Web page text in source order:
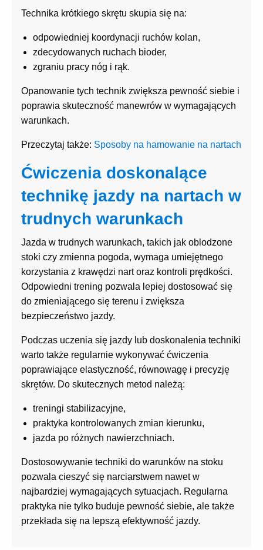
Technika krótkiego skrętu skupia się na:
odpowiedniej koordynacji ruchów kolan,
zdecydowanych ruchach bioder,
zgraniu pracy nóg i rąk.
Opanowanie tych technik zwiększa pewność siebie i
poprawia skuteczność manewrów w wymagających
warunkach.
Przeczytaj także: Sposoby na hamowanie na nartach
Ćwiczenia doskonalące
technikę jazdy na nartach w
trudnych warunkach
Jazda w trudnych warunkach, takich jak oblodzone
stoki czy zmienna pogoda, wymaga umiejętnego
korzystania z krawędzi nart oraz kontroli prędkości.
Odpowiedni trening pozwala lepiej dostosować się
do zmieniającego się terenu i zwiększa
bezpieczeństwo jazdy.
Podczas uczenia się jazdy lub doskonalenia techniki
warto także regularnie wykonywać ćwiczenia
poprawiające elastyczność, równowagę i precyzję
skrętów. Do skutecznych metod należą:
treningi stabilizacyjne,
praktyka kontrolowanych zmian kierunku,
jazda po różnych nawierzchniach.
Dostosowywanie techniki do warunków na stoku
pozwala cieszyć się narciarstwem nawet w
najbardziej wymagających sytuacjach. Regularna
praktyka nie tylko buduje pewność siebie, ale także
przekłada się na lepszą efektywność jazdy.